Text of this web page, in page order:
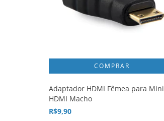
Adaptador HDMI Fêmea para Mini
HDMI Macho
R$9,90